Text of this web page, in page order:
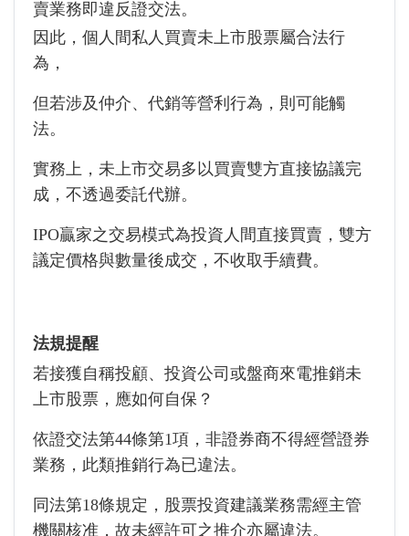
賣業務即違反證交法。
因此，個人間私人買賣未上市股票屬合法行
為，
但若涉及仲介、代銷等營利行為，則可能觸
法。
實務上，未上市交易多以買賣雙方直接協議完
成，不透過委託代辦。
IPO贏家之交易模式為投資人間直接買賣，雙方
議定價格與數量後成交，不收取手續費。
法規提醒
若接獲自稱投顧、投資公司或盤商來電推銷未
上市股票，應如何自保？
依證交法第44條第1項，非證券商不得經營證券
業務，此類推銷行為已違法。
同法第18條規定，股票投資建議業務需經主管
機關核准，故未經許可之推介亦屬違法。